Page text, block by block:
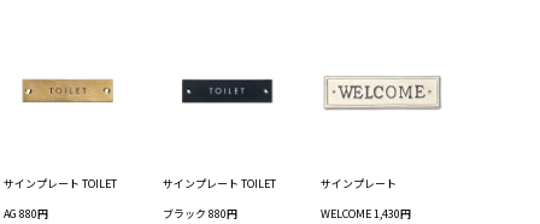
サインプレート TOILET
AG 880円
サインプレート TOILET
ブラック 880円
サインプレート
WELCOME 1,430円